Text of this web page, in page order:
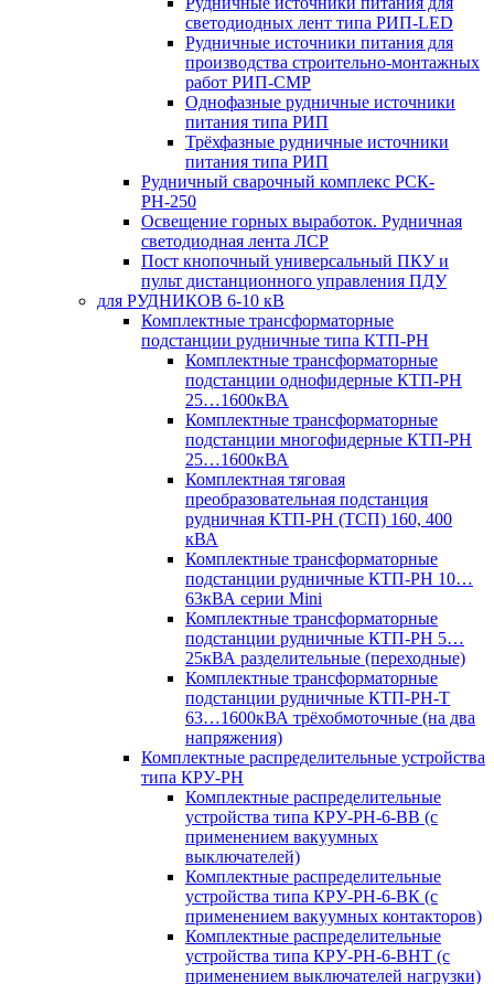
светодиодных лент типа РИП-LED
Рудничные источники питания для
производства строительно-монтажных
работ РИП-СМР
Однофазные рудничные источники
питания типа РИП
Трёхфазные рудничные источники
питания типа РИП
Рудничный сварочный комплекс РСК-
РН-250
Освещение горных выработок. Рудничная
светодиодная лента ЛСР
Пост кнопочный универсальный ПКУ и
пульт дистанционного управления ПДУ
для РУДНИКОВ 6-10 кВ
Комплектные трансформаторные
подстанции рудничные типа КТП-РН
Комплектные трансформаторные
подстанции однофидерные КТП-РН
25…1600кВА
Комплектные трансформаторные
подстанции многофидерные КТП-РН
25…1600кВА
Комплектная тяговая
преобразовательная подстанция
рудничная КТП-РН (ТСП) 160, 400
кВА
Комплектные трансформаторные
подстанции рудничные КТП-РН 10…
63кВА серии Mini
Комплектные трансформаторные
подстанции рудничные КТП-РН 5…
25кВА разделительные (переходные)
Комплектные трансформаторные
подстанции рудничные КТП-РН-Т
63…1600кВА трёхобмоточные (на два
напряжения)
Комплектные распределительные устройства
типа КРУ-РН
Комплектные распределительные
устройства типа КРУ-РН-6-ВВ (с
применением вакуумных
выключателей)
Комплектные распределительные
устройства типа КРУ-РН-6-ВК (с
применением вакуумных контакторов)
Комплектные распределительные
устройства типа КРУ-РН-6-ВНТ (с
применением выключателей нагрузки)